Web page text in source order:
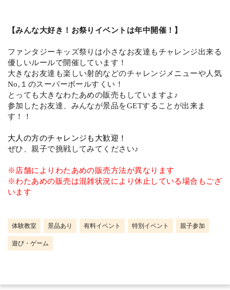
【みんな大好き！お祭りイベントは年中開催！】
ファンタジーキッズ祭りは小さなお友達もチャレンジ出来る
優しいルールで開催しています！
大きなお友達も楽しい射的などのチャレンジメニューや人気
No,１のスーパーボールすくい！
とっても大きなわたあめの販売もしていますよ♪
参加したお友達、みんなが景品をGETすることが出来ま
す！！
大人の方のチャレンジも大歓迎！
ぜひ、親子で挑戦してみてください♪
※店舗によりわたあめの販売方法が異なります
※わたあめの販売は混雑状況により休止している場合もござ
います
体験教室 景品あり 有料イベント 特別イベント 親子参加
遊び・ゲーム